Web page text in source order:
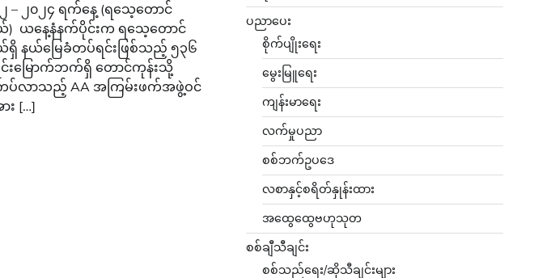
၂ – ၂၀၂၄ ရက်နေ့ (ရသေ့တောင်
) ယနေ့နံနက်ပိုင်းက ရသေ့တောင်
ရှိ နယ်မြေခံတပ်ရင်းဖြစ်သည့် ၅၃၆
းမြောက်ဘက်ရှိ တောင်ကုန်းသို့
ကပ်လာသည့် AA အကြမ်းဖက်အဖွဲ့ဝင်
ား […]
ပညာပေး
စိုက်ပျိုးရေး
မွေးမြူရေး
ကျန်းမာရေး
လက်မှုပညာ
စစ်ဘက်ဥပဒေ
လစာနှင့်စရိတ်နှုန်းထား
အထွေထွေဗဟုသုတ
စစ်ချီသီချင်း
စစ်သည်ရေး/ဆိုသီချင်းများ